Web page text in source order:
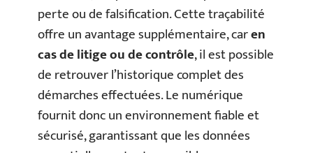
perte ou de falsification. Cette traçabilité
offre un avantage supplémentaire, caren
cas de litige ou de contrôle, il est possible
de retrouver l’historique complet des
démarches effectuées. Le numérique
fournit donc un environnement fiable et
sécurisé, garantissant que les données